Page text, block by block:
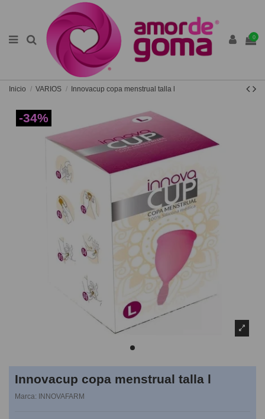
0
Inicio VARIOS Innovacup copa menstrual talla l
-34%
Innovacup copa menstrual talla l
Marca: INNOVAFARM